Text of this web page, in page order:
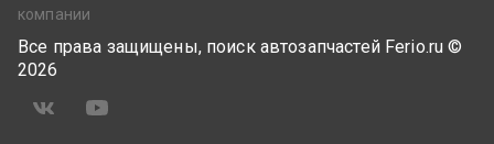
компании
Все права защищены, поиск автозапчастей Ferio.ru ©
2026